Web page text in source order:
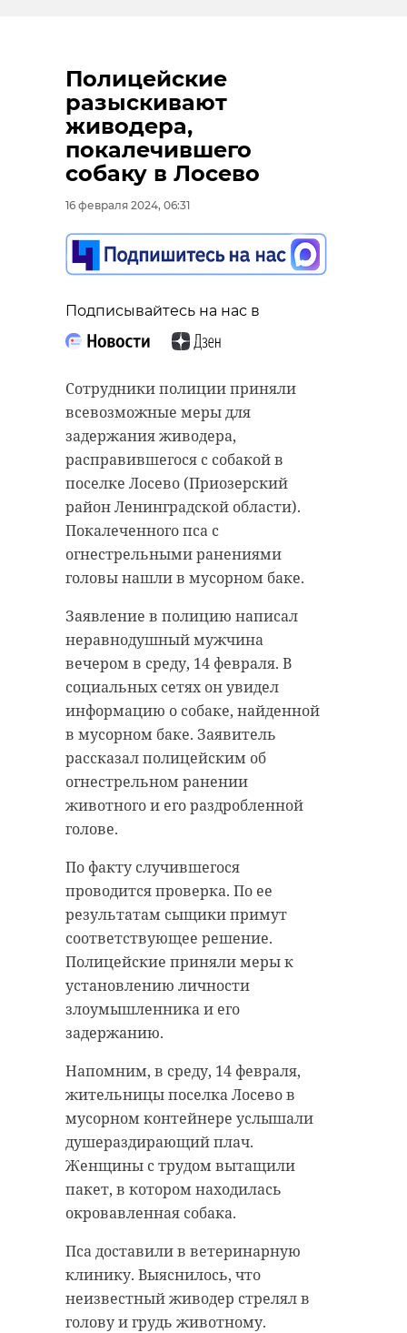
Полицейские
разыскивают
живодера,
покалечившего
собаку в Лосево
16 февраля 2024, 06:31
Подписывайтесь на нас в
Сотрудники полиции приняли
всевозможные меры для
задержания живодера,
расправившегося с собакой в
поселке Лосево (Приозерский
район Ленинградской области).
Покалеченного пса с
огнестрельными ранениями
головы нашли в мусорном баке.
Заявление в полицию написал
неравнодушный мужчина
вечером в среду, 14 февраля. В
социальных сетях он увидел
информацию о собаке, найденной
в мусорном баке. Заявитель
рассказал полицейским об
огнестрельном ранении
животного и его раздробленной
голове.
По факту случившегося
проводится проверка. По ее
результатам сыщики примут
соответствующее решение.
Полицейские приняли меры к
установлению личности
злоумышленника и его
задержанию.
Напомним, в среду, 14 февраля,
жительницы поселка Лосево в
мусорном контейнере услышали
душераздирающий плач.
Женщины с трудом вытащили
пакет, в котором находилась
окровавленная собака.
Пса доставили в ветеринарную
клинику. Выяснилось, что
неизвестный живодер стрелял в
голову и грудь животному.